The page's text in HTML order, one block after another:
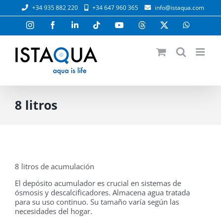
al
contenido
+34 935 882 220 +34 647 960 365 info@istaqua.com
InstagramFacebookLinkedInTiktok YouTubeThreads
8 litros
8 litros de acumulación
El depósito acumulador es crucial en sistemas de
ósmosis y descalcificadores. Almacena agua tratada
para su uso continuo. Su tamaño varía según las
necesidades del hogar.